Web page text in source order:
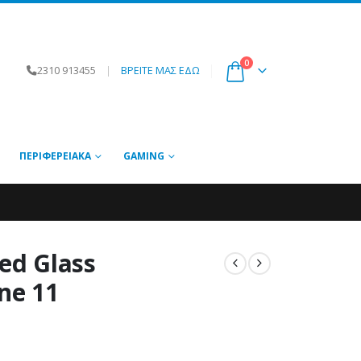
2310 913455 | ΒΡΕΙΤΕ ΜΑΣ ΕΔΩ
0
ΠΕΡΙΦΕΡΕΙΑΚΆ GAMING
Glass
11